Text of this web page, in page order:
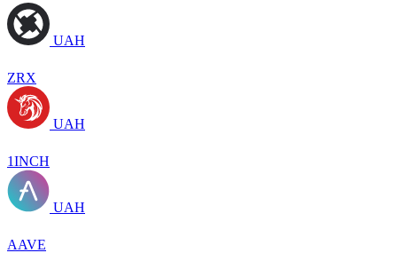
UAH
ZRX
UAH
1INCH
UAH
AAVE